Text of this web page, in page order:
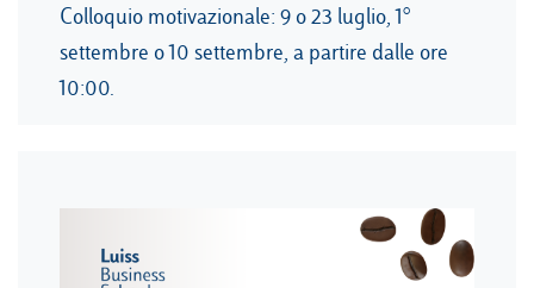
Colloquio motivazionale: 9 o 23 luglio, 1°
settembre o 10 settembre, a partire dalle ore
10:00.